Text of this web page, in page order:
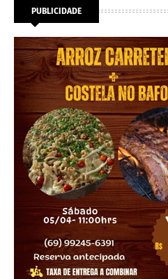
PUBLICIDADE